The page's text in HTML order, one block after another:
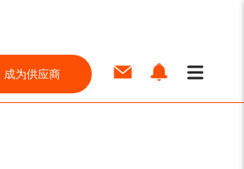
成为供应商